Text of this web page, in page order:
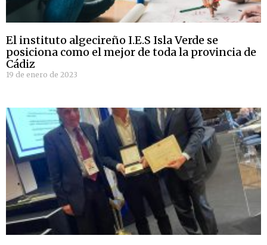
El instituto algecireño I.E.S Isla Verde se
posiciona como el mejor de toda la provincia de
Cádiz
19 de enero de 2023